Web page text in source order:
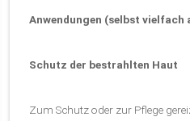
Anwendungen (selbst vielfach
Schutz der bestrahlten Haut
Zum Schutz oder zur Pflege